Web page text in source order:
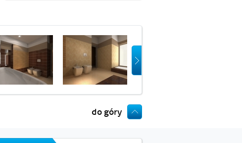
do góry